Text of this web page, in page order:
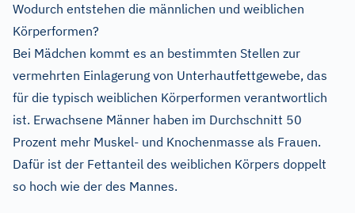
Wodurch entstehen die männlichen und weiblichen
Körperformen?
Bei Mädchen kommt es an bestimmten Stellen zur
vermehrten Einlagerung von Unterhautfettgewebe, das
für die typisch weiblichen Körperformen verantwortlich
ist. Erwachsene Männer haben im Durchschnitt 50
Prozent mehr Muskel- und Knochenmasse als Frauen.
Dafür ist der Fettanteil des weiblichen Körpers doppelt
so hoch wie der des Mannes.